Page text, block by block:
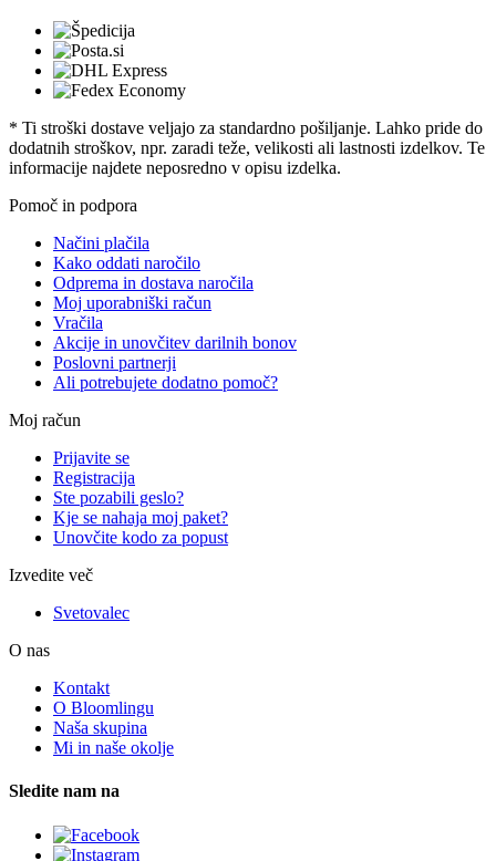
* Ti stroški dostave veljajo za standardno pošiljanje. Lahko pride do
dodatnih stroškov, npr. zaradi teže, velikosti ali lastnosti izdelkov. Te
informacije najdete neposredno v opisu izdelka.
Pomoč in podpora
Načini plačila
Kako oddati naročilo
Odprema in dostava naročila
Moj uporabniški račun
Vračila
Akcije in unovčitev darilnih bonov
Poslovni partnerji
Ali potrebujete dodatno pomoč?
Moj račun
Prijavite se
Registracija
Ste pozabili geslo?
Kje se nahaja moj paket?
Unovčite kodo za popust
Izvedite več
Svetovalec
O nas
Kontakt
O Bloomlingu
Naša skupina
Mi in naše okolje
Sledite nam na